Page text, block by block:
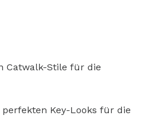
Catwalk-Stile für die
Key-Looks für die